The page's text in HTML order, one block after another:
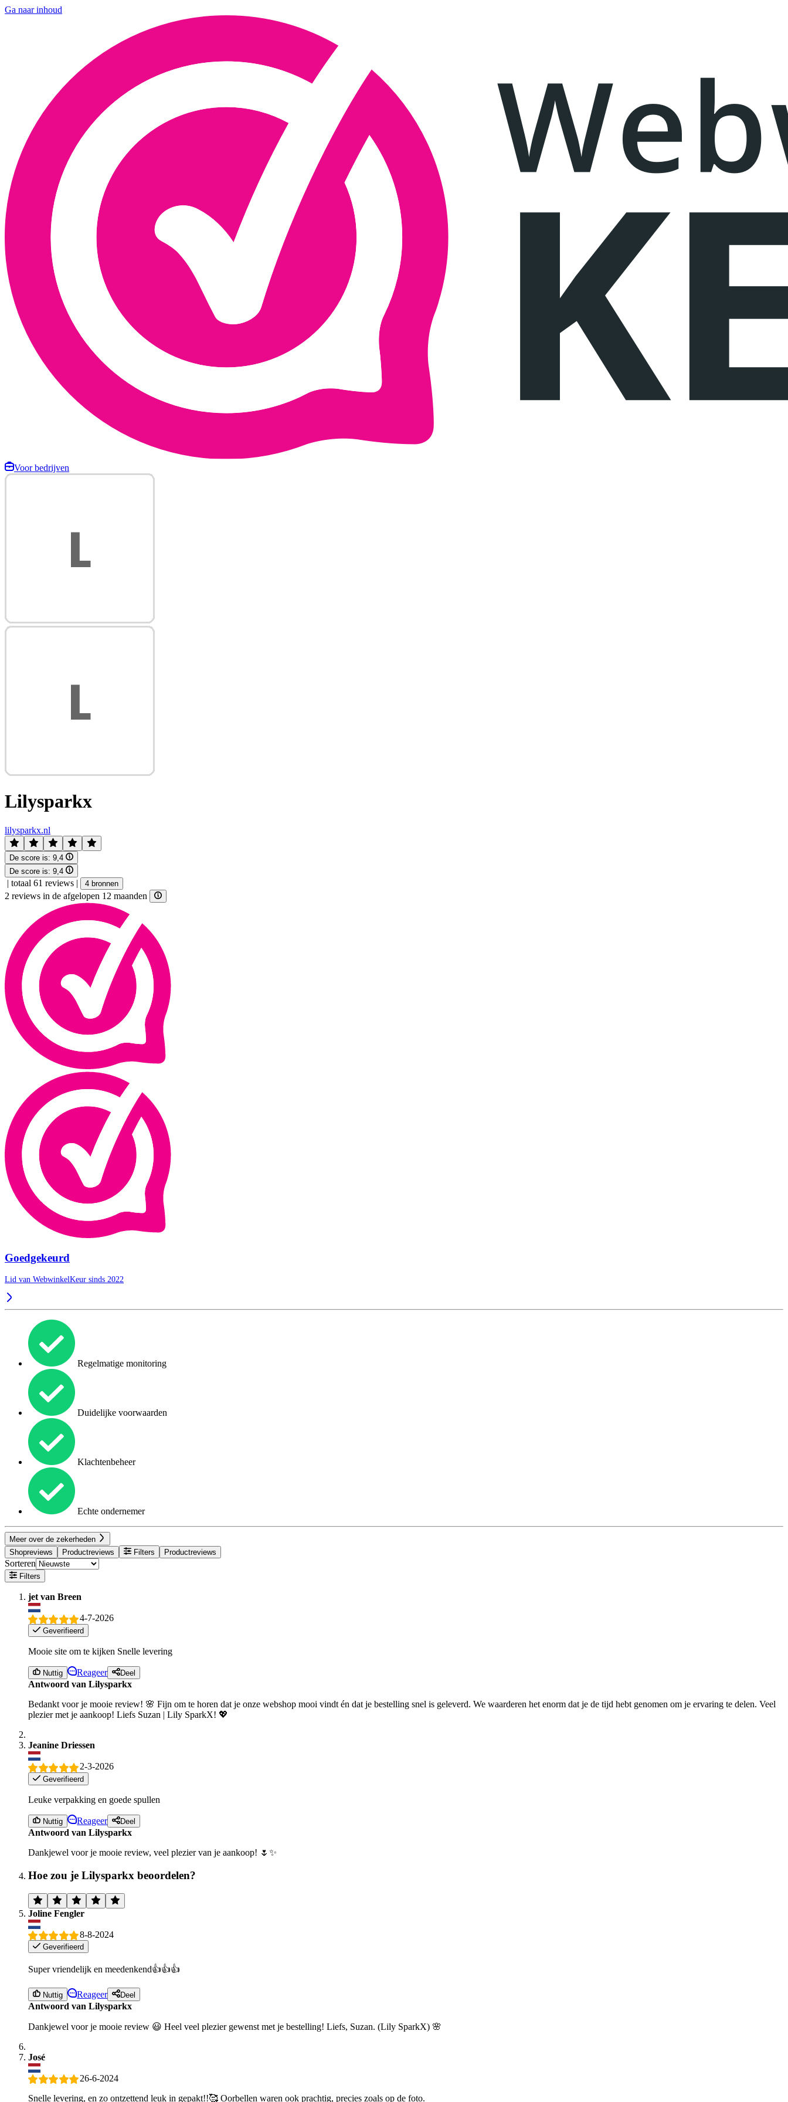
Ga naar inhoud
Voor bedrijven
Lilysparkx
lilysparkx.nl
De score is: 9,4
De score is: 9,4
| totaal 61 reviews | 4 bronnen
2 reviews in de afgelopen 12 maanden
Goedgekeurd
Lid van WebwinkelKeur sinds 2022
Regelmatige monitoring
Duidelijke voorwaarden
Klachtenbeheer
Echte ondernemer
Meer over de zekerheden
Shopreviews
Productreviews Filters Productreviews
Sorteren
Filters
jet van Breen
4-7-2026
Geverifieerd
Mooie site om te kijken Snelle levering
Nuttig Reageer Deel
Antwoord van Lilysparkx
Bedankt voor je mooie review! 🌸 Fijn om te horen dat je onze webshop mooi vindt én dat je bestelling snel is geleverd. We waarderen het enorm dat je de tijd hebt genomen om je ervaring te delen. Veel
plezier met je aankoop! Liefs Suzan | Lily SparkX! 💖
Jeanine Driessen
2-3-2026
Geverifieerd
Leuke verpakking en goede spullen
Nuttig Reageer Deel
Antwoord van Lilysparkx
Dankjewel voor je mooie review, veel plezier van je aankoop! 🌷✨
Hoe zou je Lilysparkx beoordelen?
Joline Fengler
8-8-2024
Geverifieerd
Super vriendelijk en meedenkend👍👍👍
Nuttig Reageer Deel
Antwoord van Lilysparkx
Dankjewel voor je mooie review 😃 Heel veel plezier gewenst met je bestelling! Liefs, Suzan. (Lily SparkX) 🌸
José
26-6-2024
Snelle levering, en zo ontzettend leuk in gepakt!!🥰 Oorbellen waren ook prachtig, precies zoals op de foto.